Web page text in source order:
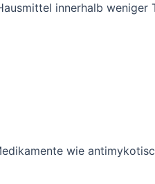
innerhalb weniger
wie